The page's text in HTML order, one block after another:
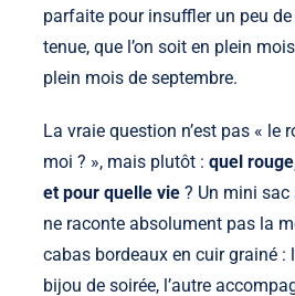
parfaite pour insuffler un peu
tenue, que l’on soit en plein
plein mois de septembre.
La vraie question n’est pas « le
moi ? », mais plutôt : quel
et pour quelle vie? Un mini sac
ne raconte absolument pas la
cabas bordeaux en cuir grainé :
bijou de soirée, l’autre